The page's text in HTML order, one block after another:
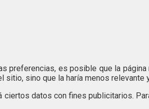
preferencias, es posible que la
sino que la haría menos relevante
datos con fines publicitarios.